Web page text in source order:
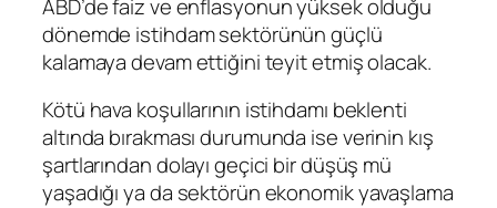
ABD’defaizveenflasyonunyüksek olduğu
dönemde istihdam sektörünün güçlü
kalamaya devam ettiğini teyit etmiş olacak.
Kötü hava koşullarının istihdamı beklenti
altında bırakması durumunda ise verinin kış
şartlarından dolayı geçici bir düşüş mü
yaşadığı ya da sektörün ekonomik yavaşlama